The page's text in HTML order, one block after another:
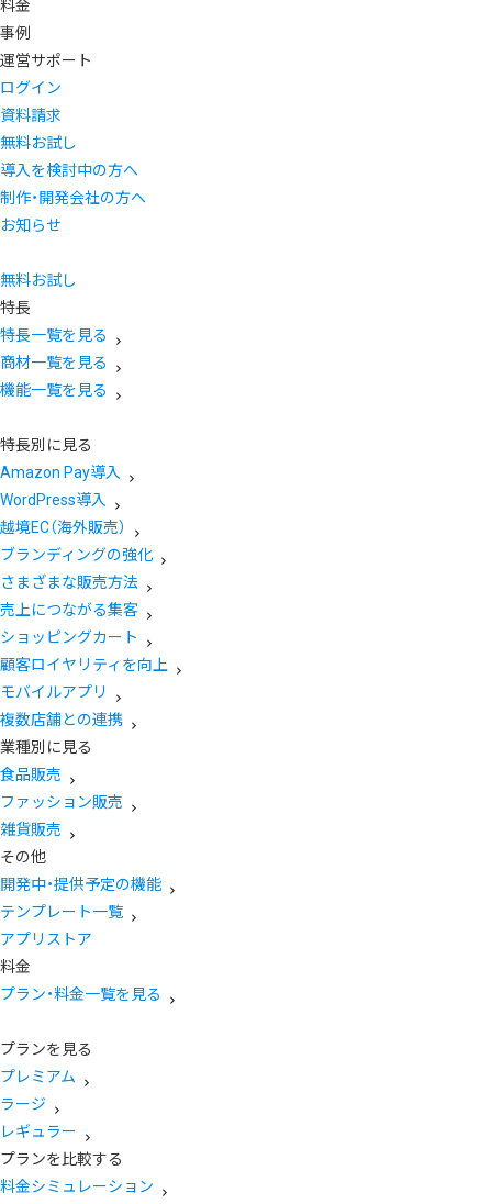
料金
事例
運営サポート
ログイン
資料請求
無料お試し
導入を検討中の方へ
制作・開発会社の方へ
お知らせ
無料お試し
特長
特長一覧を見る
商材一覧を見る
機能一覧を見る
特長別に見る
Amazon Pay導入
WordPress導入
越境EC（海外販売）
ブランディングの強化
さまざまな販売方法
売上につながる集客
ショッピングカート
顧客ロイヤリティを向上
モバイルアプリ
複数店舗との連携
業種別に見る
食品販売
ファッション販売
雑貨販売
その他
開発中・提供予定の機能
テンプレート一覧
アプリストア
料金
プラン・料金一覧を見る
プランを見る
プレミアム
ラージ
レギュラー
プランを比較する
料金シミュレーション